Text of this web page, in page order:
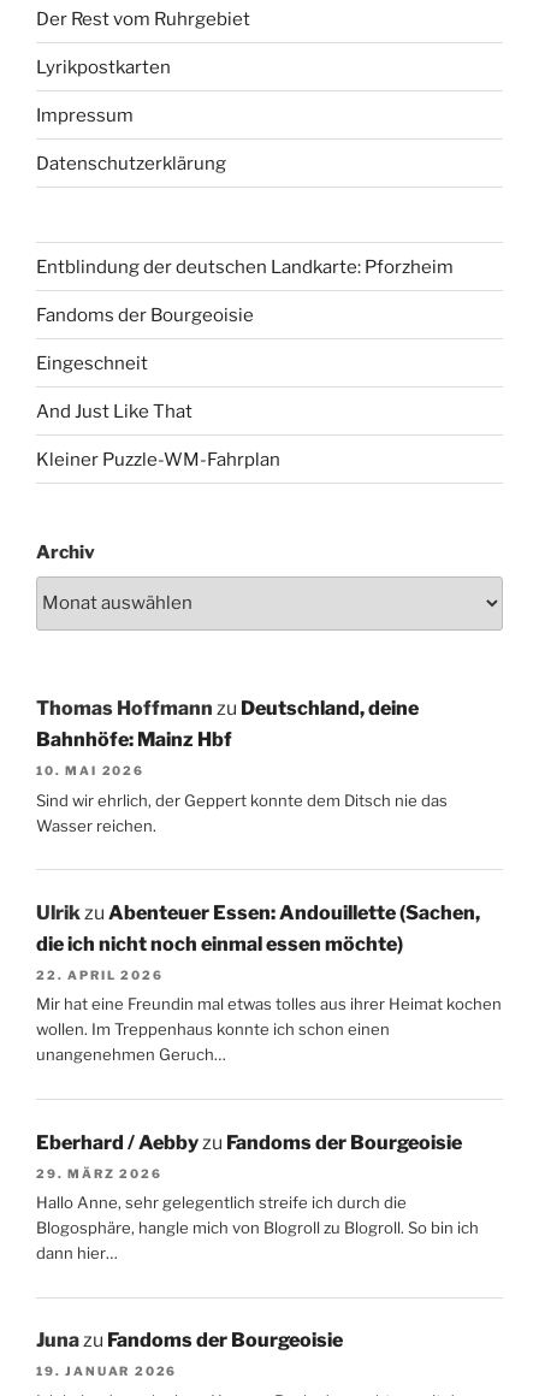
Der Rest vom Ruhrgebiet
Lyrikpostkarten
Impressum
Datenschutzerklärung
Entblindung der deutschen Landkarte: Pforzheim
Fandoms der Bourgeoisie
Eingeschneit
And Just Like That
Kleiner Puzzle-WM-Fahrplan
Archiv
Thomas Hoffmann zu Deutschland, deine
Bahnhöfe: Mainz Hbf
10. MAI 2026
Sind wir ehrlich, der Geppert konnte dem Ditsch nie das
Wasser reichen.
Ulrikzu Abenteuer Essen: Andouillette (Sachen,
die ich nicht noch einmal essen möchte)
22. APRIL 2026
Mir hat eine Freundin mal etwas tolles aus ihrer Heimat kochen
wollen. Im Treppenhaus konnte ich schon einen
unangenehmen Geruch…
Eberhard / Aebby zu Fandoms der Bourgeoisie
29. MÄRZ 2026
Hallo Anne, sehr gelegentlich streife ich durch die
Blogosphäre, hangle mich von Blogroll zu Blogroll. So bin ich
dann hier…
Junazu Fandoms der Bourgeoisie
19. JANUAR 2026